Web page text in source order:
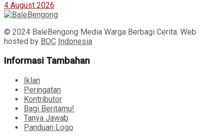
4 August 2026
© 2024 BaleBengong Media Warga Berbagi Cerita. Web
hosted by BOC Indonesia
Informasi Tambahan
Iklan
Peringatan
Kontributor
Bagi Beritamu!
Tanya Jawab
Panduan Logo